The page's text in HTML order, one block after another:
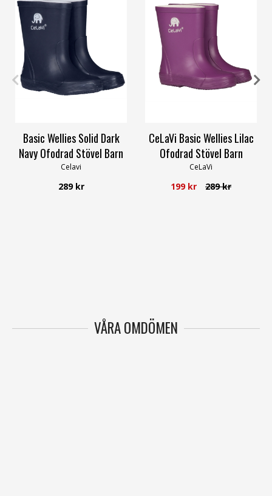
21 23 25 26 35
Basic Wellies Solid Dark
Navy Ofodrad Stövel Barn
Celavi
289 kr
20 25 35
CeLaVi Basic Wellies Lilac
Ofodrad Stövel Barn
CeLaVi
199 kr 289 kr
VÅRA OMDÖMEN